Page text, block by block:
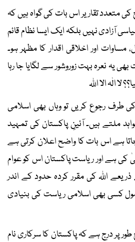
متعدد تقاریر اس بات کی گواہ ہیں کہ
آزادی نہیں بلکہ ایک ایسا نظام قائم
مساوات اور اخلاقی اقدار کا مظہر ہو۔
یہ نعرہ بہت زوروشور سے لگایا جا رہا
الٰہ الا اللہ
طرف رجوع کریں تو وہاں بھی اسلامی
ملتے ہیں۔ آئینِ پاکستان کی تمہید
ہے اس بات کا واضح اعلان کرتی ہے
کی ہے اور ریاست پاکستان اس کو عوام
اللہ کی مقرر کردہ حدود کے اندر
کسی بھی اسلامی ریاست کی بنیادی
پر درج ہے کہ پاکستان کا سرکاری نام